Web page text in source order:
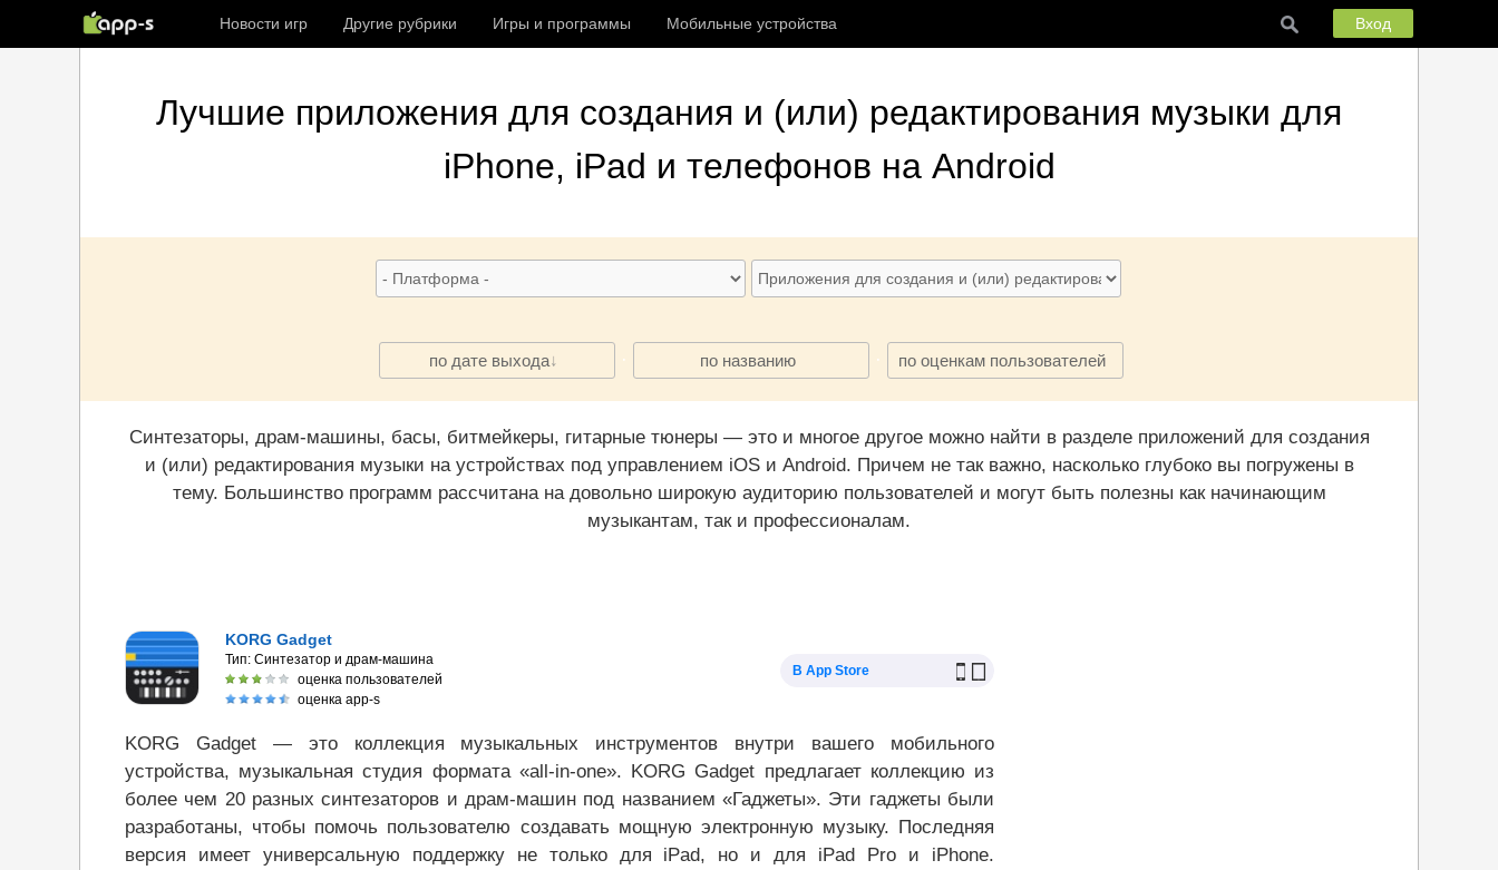
Новости игр Другие рубрики Игры и программы Мобильные устройства Вход
Лучшие приложения для создания и (или) редактирования музыки для
iPhone, iPad и телефонов на Android
по дате выхода · по названию · по оценкам пользователей
Синтезаторы, драм-машины, басы, битмейкеры, гитарные тюнеры — это и многое другое можно найти в разделе приложений для создания
и (или) редактирования музыки на устройствах под управлением iOS и Android. Причем не так важно, насколько глубоко вы погружены в
тему. Большинство программ рассчитана на довольно широкую аудиторию пользователей и могут быть полезны как начинающим
музыкантам, так и профессионалам.
KORG Gadget
Тип: Синтезатор и драм-машина
оценка пользователей
оценка app-s
В App Store
KORG Gadget — это коллекция музыкальных инструментов внутри вашего мобильного
устройства, музыкальная студия формата «all-in-one». KORG Gadget предлагает коллекцию из
более чем 20 разных синтезаторов и драм-машин под названием «Гаджеты». Эти гаджеты были
разработаны, чтобы помочь пользователю создавать мощную электронную музыку. Последняя
версия имеет универсальную поддержку не только для iPad, но и для iPad Pro и iPhone.